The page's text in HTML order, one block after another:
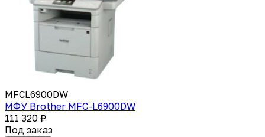
MFCL6900DW
МФУ Brother MFC-L6900DW
111 320 ₽
Под заказ